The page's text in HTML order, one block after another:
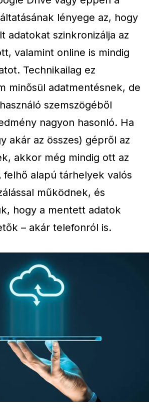
lényege az, hogy
adatokat szinkronizálja az
valamint online is mindig
Technikailag ez
minősül adatmentésnek, de
szemszögéből
nagyon hasonló. Ha
akár az összes) gépről az
akkor még mindig ott az
felhő alapú tárhelyek valós
működnek, és
hogy a mentett adatok
– akár telefonról is.